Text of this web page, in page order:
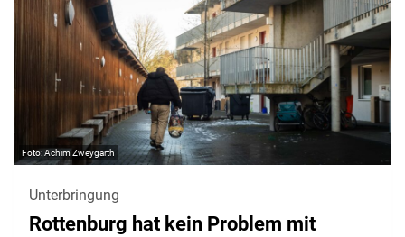
Achim Zweygarth
Unterbringung
Rottenburg hat kein Problem mit